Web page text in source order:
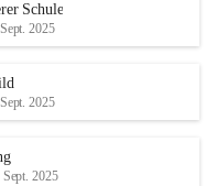
Schule
2025
2025
Sept. 2025